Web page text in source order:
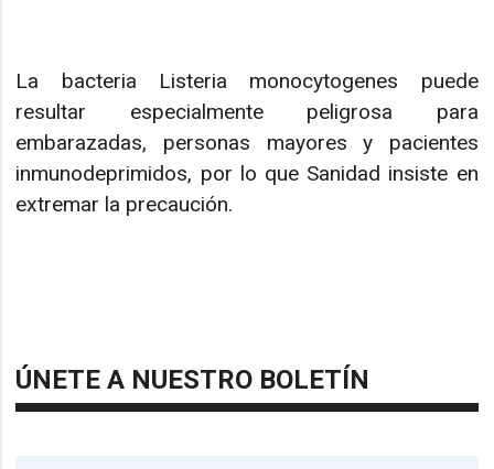
La bacteria Listeria monocytogenes puede
resultar especialmente peligrosa para
embarazadas, personas mayores y pacientes
inmunodeprimidos, por lo que Sanidad insiste en
extremar la precaución.
ÚNETE A NUESTRO BOLETÍN